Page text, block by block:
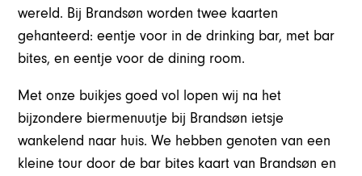
wereld. Bij Brandsøn worden twee kaarten
gehanteerd: eentje voor in de drinking bar, met bar
bites, en eentje voor de dining room.
Met onze buikjes goed vol lopen wij na het
bijzondere biermenuutje bij Brandsøn ietsje
wankelend naar huis. We hebben genoten van een
kleine tour door de bar bites kaart van Brandsøn en